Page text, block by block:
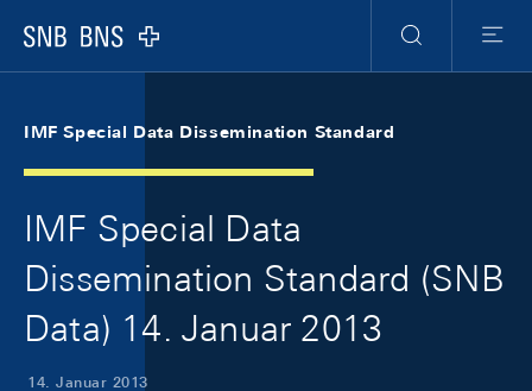
Logo
Suche
Menu
IMF Special Data Dissemination Standard
IMF Special Data
Dissemination Standard (SNB
Data) 14. Januar 2013
14. Januar 2013